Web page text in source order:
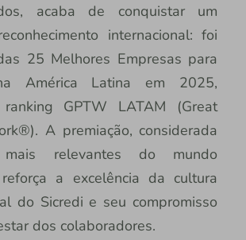
acaba de conquistar um
internacional: foi
25 Melhores Empresas para
América Latina em 2025,
GPTW LATAM (Great
A premiação, considerada
relevantes do mundo
reforça a excelência da cultura
do Sicredi e seu compromisso
dos colaboradores.